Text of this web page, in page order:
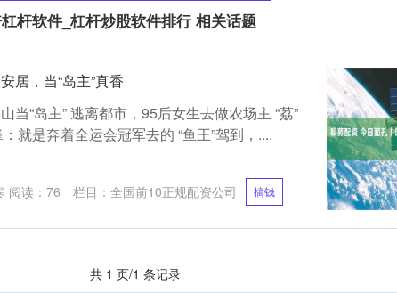
杆软件_杠杆炒股软件排行 相关话题
居，当“岛主”真香
当“岛主” 逃离都市，95后女生去做农场主 “荔”
就是奔着全运会冠军去的 “鱼王”驾到，....
阅读： 76 栏目： 全国前10正规配资公司 搞钱
共 1 页/1 条记录